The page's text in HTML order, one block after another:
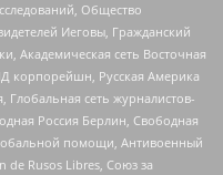
Общество
Иеговы, Гражданский
Академическая сеть Восточная
корпорейшн, Русская Америка
Глобальная сеть журналистов-
Россия Берлин, Свободная
помощи, Антивоенный
de Rusos Libres, Союз за